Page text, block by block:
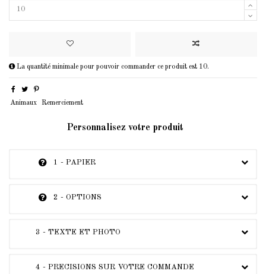
La quantité minimale pour pouvoir commander ce produit est 10.
Animaux Remerciement
Personnalisez votre produit
1 - PAPIER
2 - OPTIONS
3 - TEXTE ET PHOTO
4 - PRECISIONS SUR VOTRE COMMANDE